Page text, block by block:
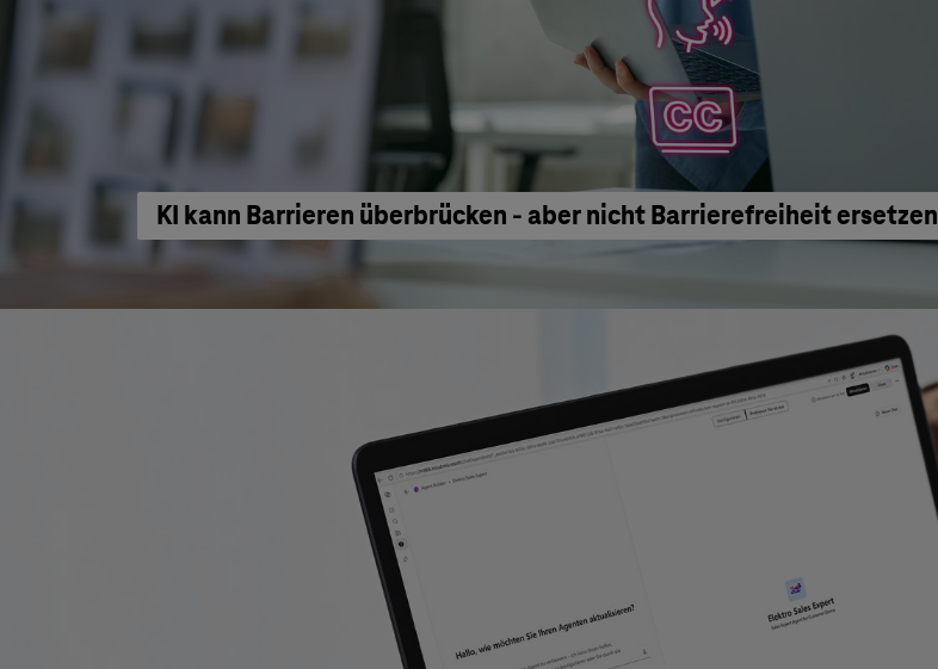
KI kann Barrieren überbrücken - aber nicht Barrierefreiheit ersetzen